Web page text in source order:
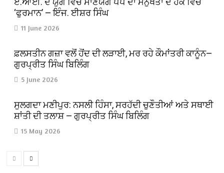
‘ਫੁਰਮਾਨ’ — ਇੰਜ. ਈਸ਼ਰ ਸਿੰਘ
11 June 2026
ਫ਼ਲਸਤੀਨ ਗਜ਼ਾ ਵਲੋਂ ਹੋਂਦ ਦੀ ਲੜਾਈ, ਮਰ ਰਹੇ ਕੌਮਾਂਤਰੀ ਕਾਨੂੰਨ—
ਗੁਰਪ੍ਰੀਤ ਸਿੰਘ ਬਿਲਿੰਗ
5 June 2026
ਸੁਲਗਦਾ ਮਣੀਪੁਰ: ਨਸਲੀ ਹਿੰਸਾ, ਸਰਹੱਦੀ ਚੁਣੌਤੀਆਂ ਅਤੇ ਸਥਾਈ
ਸ਼ਾਂਤੀ ਦੀ ਤਲਾਸ਼ — ਗੁਰਪ੍ਰੀਤ ਸਿੰਘ ਬਿਲਿੰਗ
15 May 2026